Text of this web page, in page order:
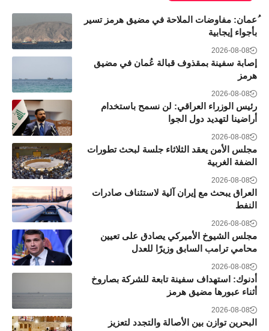
ُعمان: مفاوضات الملاحة في مضيق هرمز تسير
بأجواء إيجابية
2026-08-08
إصابة سفينة بمقذوف قبالة عُمان في مضيق
هرمز
2026-08-08
رئيس الوزراء العراقي: لن نسمح باستخدام
أراضينا لتهديد دول الجوا
2026-08-08
مجلس الأمن يعقد الثلاثاء جلسة لبحث تطورات
الضفة الغربية
2026-08-08
العراق يبحث مع إيران آلية لاستئناف صادرات
النفط
2026-08-08
مجلس الشيوخ الأميركي يصادق على تعيين
محامي ترامب السابق وزيرًا للعدل
2026-08-08
أدنوك: استهداف سفينة تابعة للشركة بصاروخ
أثناء عبورها مضيق هرمز
2026-08-08
البحرين توازن بين الأصالة والتجدد لتعزيز